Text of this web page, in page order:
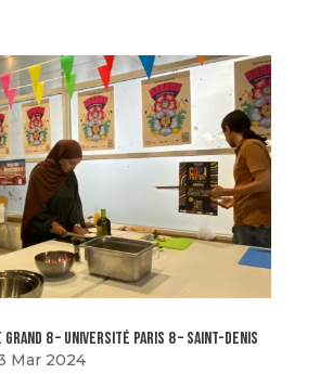
8 – université paris 8 – Saint-Denis
Mar 2024